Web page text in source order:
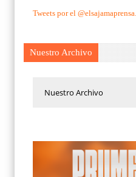
Tweets por el @elsajamaprensa.
Nuestro Archivo